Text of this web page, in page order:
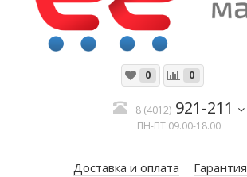
0 0
8 (4012)921-211
ПН-ПТ 09.00-18.00
Доставка и оплата Гарантия